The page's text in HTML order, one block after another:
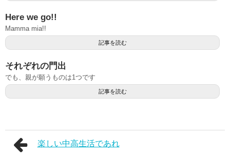
Here we go!!
Mamma mia!!
記事を読む
それぞれの門出
でも、親が願うものは1つです
記事を読む
楽しい中高生活であれ